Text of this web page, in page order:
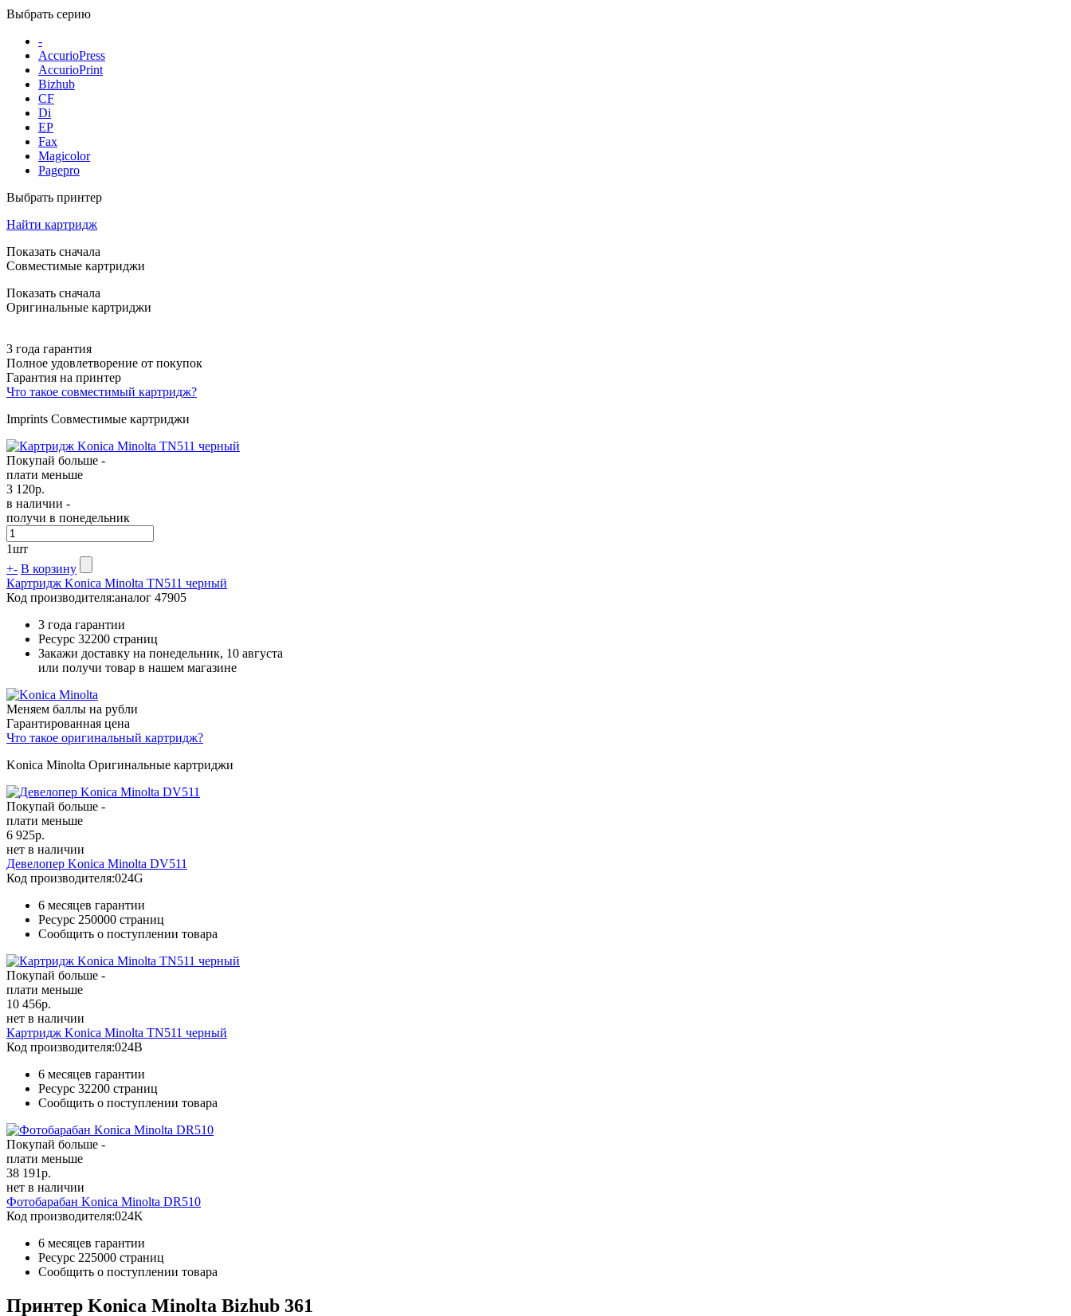
Выбрать серию
-
AccurioPress
AccurioPrint
Bizhub
CF
Di
EP
Fax
Magicolor
Pagepro
Выбрать принтер
Найти картридж
Показать сначала
Совместимые картриджи
Показать сначала
Оригинальные картриджи
3 года гарантия
Полное удовлетворение от покупок
Гарантия на принтер
Что такое совместимый картридж?
Imprints Совместимые картриджи
Покупай больше -
плати меньше
3 120р.
в наличии -
получи в понедельник
1шт
+- В корзину
Картридж Konica Minolta TN511 черный
Код производителя:аналог 47905
3 года гарантии
Ресурс 32200 страниц
Закажи доставку на понедельник, 10 августа
или получи товар в нашем магазине
Меняем баллы на рубли
Гарантированная цена
Что такое оригинальный картридж?
Konica Minolta Оригинальные картриджи
Покупай больше -
плати меньше
6 925р.
нет в наличии
Девелопер Konica Minolta DV511
Код производителя:024G
6 месяцев гарантии
Ресурс 250000 страниц
Сообщить о поступлении товара
Покупай больше -
плати меньше
10 456р.
нет в наличии
Картридж Konica Minolta TN511 черный
Код производителя:024B
6 месяцев гарантии
Ресурс 32200 страниц
Сообщить о поступлении товара
Покупай больше -
плати меньше
38 191р.
нет в наличии
Фотобарабан Konica Minolta DR510
Код производителя:024K
6 месяцев гарантии
Ресурс 225000 страниц
Сообщить о поступлении товара
Принтер Konica Minolta Bizhub 361